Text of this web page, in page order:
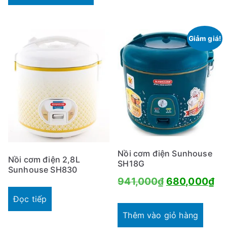
Nồi cơm điện 2,8L
Sunhouse SH830
Đọc tiếp
Giảm giá!
Nồi cơm điện Sunhouse
SH18G
941,000₫ Giá
là:
680,000₫
Thêm vào giỏ hàng